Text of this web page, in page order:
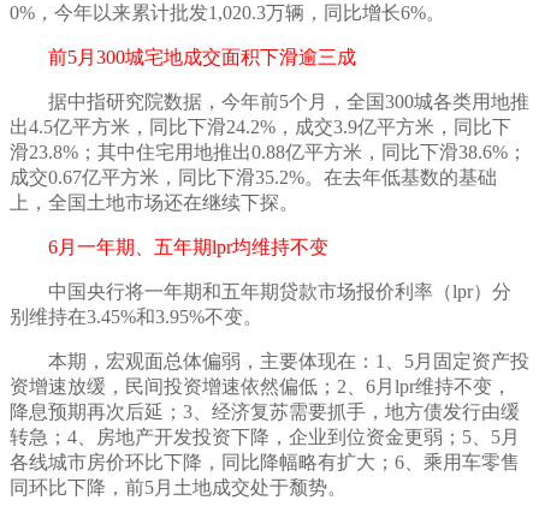
0%，今年以来累计批发1,020.3万辆，同比增长6%。
前5月300城宅地成交面积下滑逾三成
据中指研究院数据，今年前5个月，全国300城各类用地推
出4.5亿平方米，同比下滑24.2%，成交3.9亿平方米，同比下
滑23.8%；其中住宅用地推出0.88亿平方米，同比下滑38.6%；
成交0.67亿平方米，同比下滑35.2%。在去年低基数的基础
上，全国土地市场还在继续下探。
6月一年期、五年期lpr均维持不变
中国央行将一年期和五年期贷款市场报价利率（lpr）分
别维持在3.45%和3.95%不变。
本期，宏观面总体偏弱，主要体现在： 1、5月固定资产投
资增速放缓，民间投资增速依然偏低；2、6月lpr维持不变，
降息预期再次后延；3、经济复苏需要抓手，地方债发行由缓
转急；4、房地产开发投资下降，企业到位资金更弱；5、5月
各线城市房价环比下降，同比降幅略有扩大；6、乘用车零售
同环比下降，前5月土地成交处于颓势。